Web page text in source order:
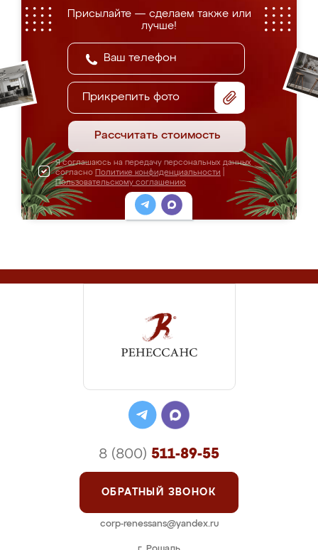
Присылайте — сделаем также или
лучше!
Прикрепить фото
Рассчитать стоимость
Я соглашаюсь на передачу персональных данных
согласно Политике конфиденциальности
Пользовательскому соглашению
8 (800) 511-89-55
ОБРАТНЫЙ ЗВОНОК
corp-renessans@yandex.ru